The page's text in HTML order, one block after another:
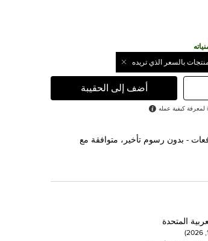
بالسعر الذي تريده
أضف إلى الحقيبة
على 4 دفعات - بدون رسوم تأخير، متوافقة مع
المتحدة
)